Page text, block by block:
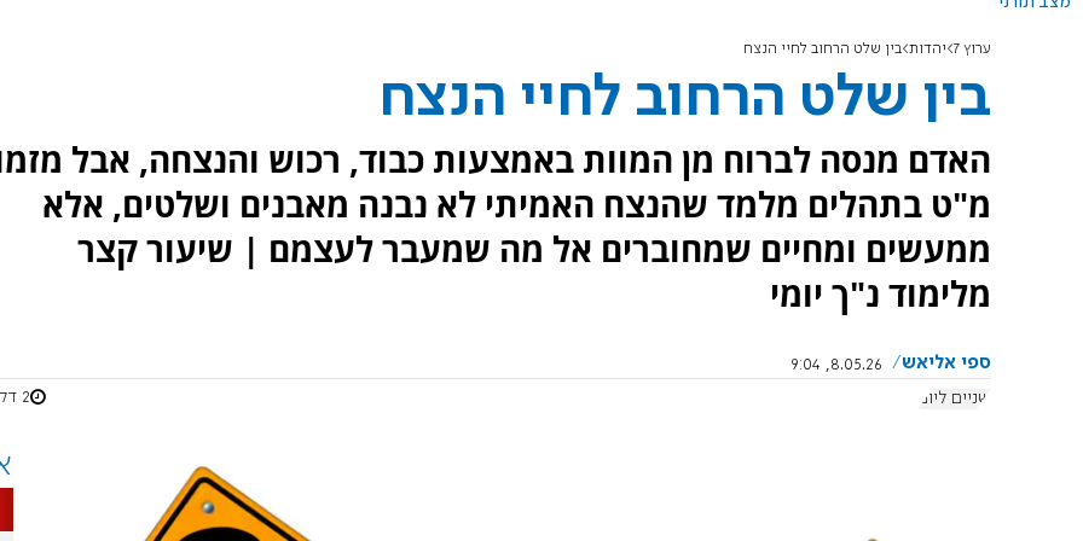
ערוץ 7 יהדות בין שלט הרחוב לחיי הנצח
בין שלט הרחוב לחיי הנצח
האדם מנסה לברוח מן המוות באמצעות כבוד, רכוש והנצחה, אבל
מ"ט בתהלים מלמד שהנצח האמיתי לא נבנה מאבנים ושלטים, אלא
ממעשים ומחיים שמחוברים אל מה שמעבר לעצמם | שיעור קצר
מלימוד נ"ך יומי
ספי אליאש
8.05.26, 9:04
שניים ליום
2 דקות